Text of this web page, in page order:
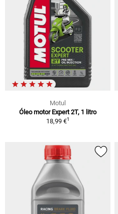
Motul
Óleo motor Expert 2T, 1 litro
18,99 €1